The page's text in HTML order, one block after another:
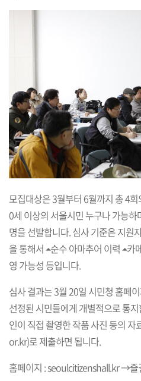
모집대상은 3월부터 6월까지 총 4
0세 이상의 서울시민 누구나 가능
명을 선발합니다. 심사 기준은 지원
을 통해서 ⏶순수 아마추어 이력 ⏶카
영 가능성 등입니다.
심사 결과는 3월 20일 시민청 홈페
선정된 시민들에게 개별적으로 통
인이 직접 촬영한 작품 사진 등의 자
or.kr)로 제출하면 됩니다.
홈페이지 :seoulcitizenshall.kr→즐